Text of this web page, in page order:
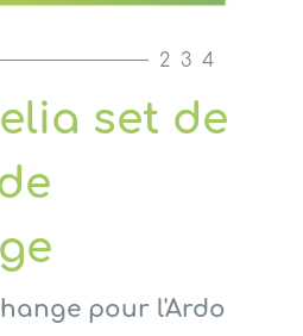
set de
pour l'Ardo
2 3 4